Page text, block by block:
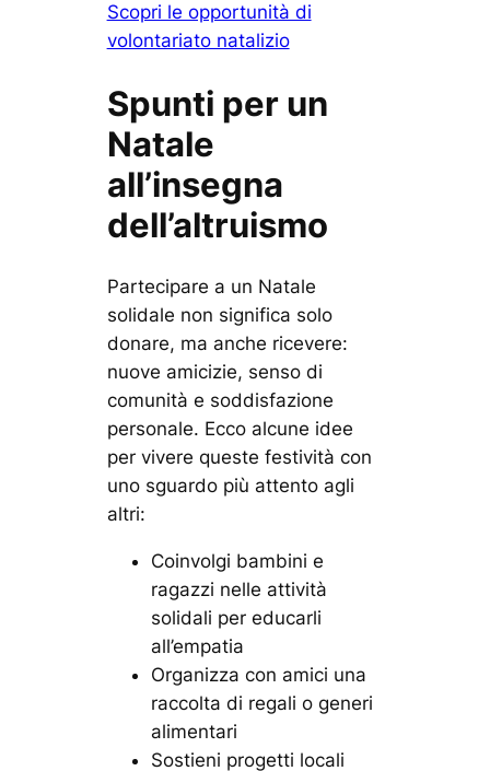
Scopri le opportunità di
volontariato natalizio
Spunti per un
Natale
all’insegna
dell’altruismo
Partecipare a un Natale
solidale non significa solo
donare, ma anche ricevere:
nuove amicizie, senso di
comunità e soddisfazione
personale. Ecco alcune idee
per vivere queste festività con
uno sguardo più attento agli
altri:
Coinvolgi bambini e
ragazzi nelle attività
solidali per educarli
all’empatia
Organizza con amici una
raccolta di regali o generi
alimentari
Sostieni progetti locali